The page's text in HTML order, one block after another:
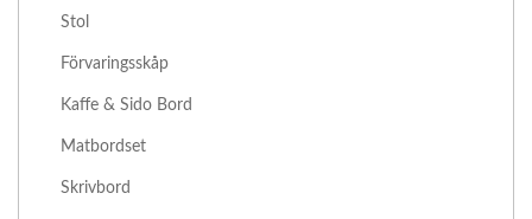
Stol
Förvaringsskåp
Kaffe & Sido Bord
Matbordset
Skrivbord